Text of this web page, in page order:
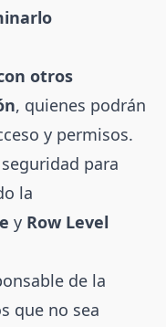
otros
, quienes podrán
y permisos.
para
la
y Row Level
de la
que no sea